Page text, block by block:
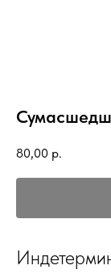
80,00 р.